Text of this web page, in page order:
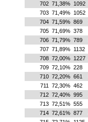
702 71,38% 1092
703 71,49% 1052
704 71,59% 869
705 71,69% 378
706 71,79% 789
707 71,89% 1132
708 72,00% 1227
709 72,10% 228
710 72,20% 661
711
72,30% 462
712 72,40% 995
713 72,51% 555
714 72,61% 877